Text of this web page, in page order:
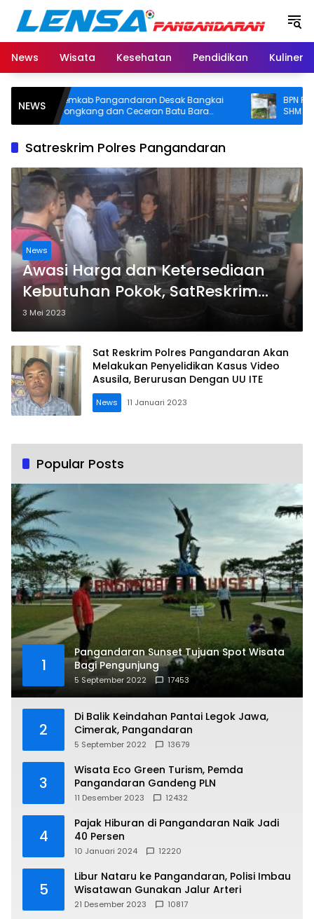
Langsung
konten
News
Wisata Kesehatan Pendidikan Kuliner
NEWSPemkab Pangandaran Desak Bangkai
Tongkang dan Ceceran Batu Bara
Segera Diangkat, Soroti Buruknya
BPN
SHM di
Usut Asal-
Satreskrim Polres Pangandaran
News
Awasi Harga dan Ketersediaan
Kebutuhan Pokok, SatReskrim
Polres Pangandaran Sidak Pasar
Tradisional
3 Mei 2023
Sat Reskrim Polres Pangandaran Akan
Melakukan Penyelidikan Kasus Video
Asusila, Berurusan Dengan UU ITE
News 11 Januari 2023
Popular Posts
1
Pangandaran Sunset Tujuan Spot Wisata
Bagi Pengunjung
5 September 2022 17453
2
Di Balik Keindahan Pantai Legok Jawa,
Cimerak, Pangandaran
5 September 2022 13679
3
Wisata Eco Green Turism, Pemda
Pangandaran Gandeng PLN
11 Desember 2023 12432
4
Pajak Hiburan di Pangandaran Naik Jadi
40 Persen
10 Januari 2024 12220
5
Libur Nataru ke Pangandaran, Polisi Imbau
Wisatawan Gunakan Jalur Arteri
21 Desember 2023 10817